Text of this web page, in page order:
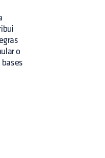
o
bases